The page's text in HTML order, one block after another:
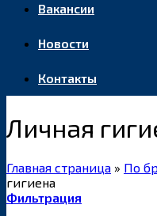
Вакансии
Новости
Контакты
Личная
Главная страница » По
гигиена
Фильтрация